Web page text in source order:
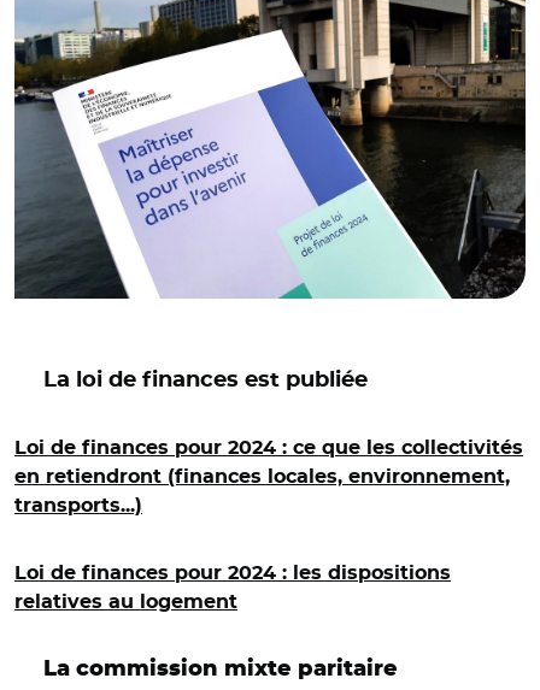
La loi de finances est publiée
Loi de finances pour 2024 : ce que les collectivités
en retiendront (finances locales, environnement,
transports...)
Loi de finances pour 2024 : les dispositions
relatives au logement
La commission mixte paritaire